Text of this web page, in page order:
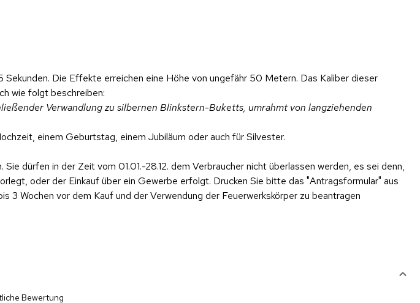
Die Effekte erreichen eine Höhe von ungefähr 50 Metern. Das Kaliber dieser
wie folgt beschreiben:
Verwandlung zu silbernen Blinkstern-Buketts, umrahmt von langziehenden
einem Geburtstag, einem Jubiläum oder auch für Silvester.
dürfen in der Zeit vom 01.01.-28.12. dem Verbraucher nicht überlassen werden, es sei denn,
oder der Einkauf über ein Gewerbe erfolgt. Drucken Sie bitte das "Antragsformular" aus
3 Wochen vor dem Kauf und der Verwendung der Feuerwerkskörper zu beantragen
Bewertung